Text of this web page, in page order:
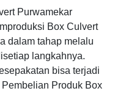
Purwamekar
Box Culvert
dalam tahap melalu
langkahnya.
bisa terjadi
Produk Box